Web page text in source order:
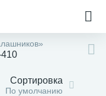
Сортировка
По умолчанию